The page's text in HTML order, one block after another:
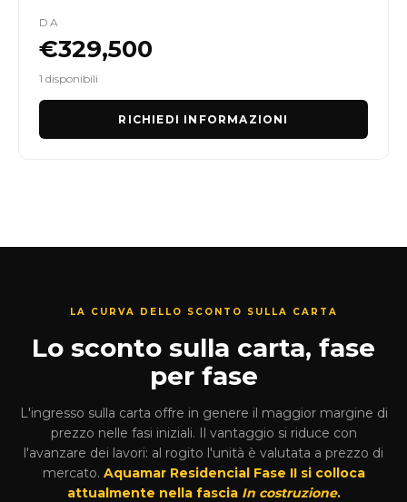
DA
€329,500
1 disponibili
RICHIEDI INFORMAZIONI
LA CURVA DELLO SCONTO SULLA CARTA
Lo sconto sulla carta, fase
per fase
L'ingresso sulla carta offre in genere il maggior margine di
prezzo nelle fasi iniziali. Il vantaggio si riduce con
l'avanzare dei lavori: al rogito l'unità è valutata a prezzo di
mercato. Aquamar Residencial Fase II si colloca
attualmente nella fascia In costruzione.